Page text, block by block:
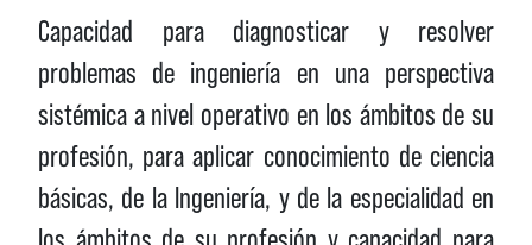
Capacidad para diagnosticar y resolver
problemas de ingeniería en una perspectiva
sistémica a nivel operativo en los ámbitos de su
profesión, para aplicar conocimiento de ciencia
básicas, de la Ingeniería, y de la especialidad en